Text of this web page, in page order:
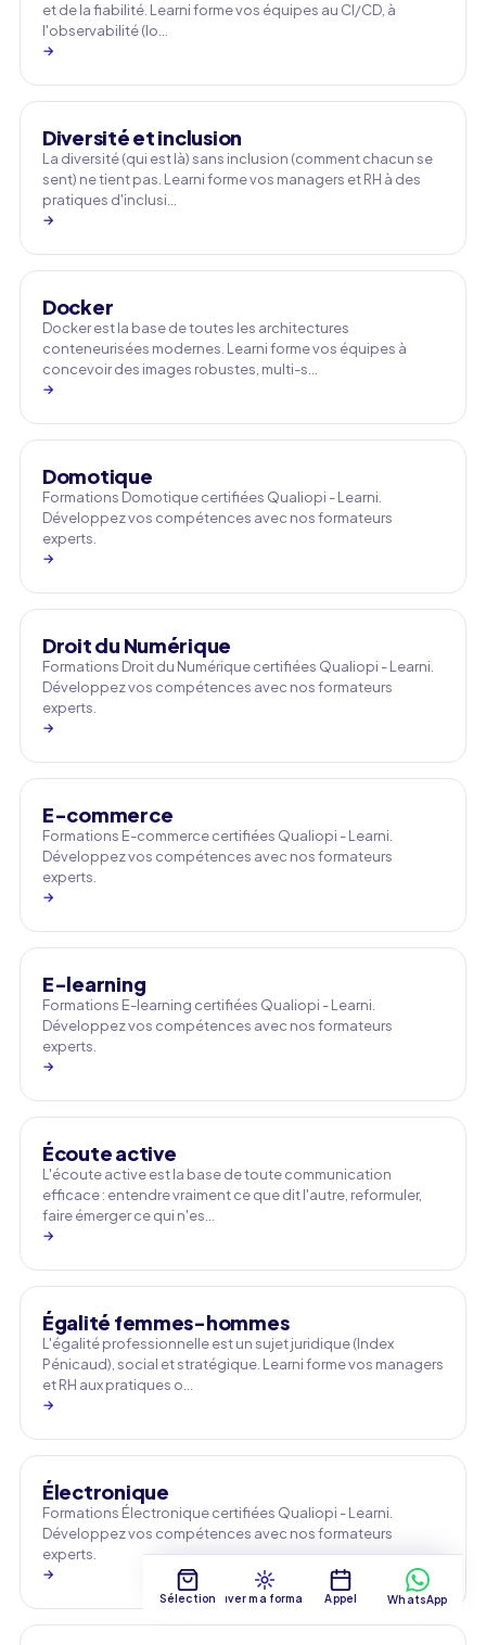
et de la fiabilité. Learni forme vos équipes au CI/CD, à
l'observabilité (lo…
→
Diversité et inclusion
La diversité (qui est là) sans inclusion (comment chacun se
sent) ne tient pas. Learni forme vos managers et RH à des
pratiques d'inclusi…
→
Docker
Docker est la base de toutes les architectures
conteneurisées modernes. Learni forme vos équipes à
concevoir des images robustes, multi-s…
→
Domotique
Formations Domotique certifiées Qualiopi - Learni.
Développez vos compétences avec nos formateurs
experts.
→
Droit du Numérique
Formations Droit du Numérique certifiées Qualiopi - Learni.
Développez vos compétences avec nos formateurs
experts.
→
E-commerce
Formations E-commerce certifiées Qualiopi - Learni.
Développez vos compétences avec nos formateurs
experts.
→
E-learning
Formations E-learning certifiées Qualiopi - Learni.
Développez vos compétences avec nos formateurs
experts.
→
Écoute active
L'écoute active est la base de toute communication
efficace : entendre vraiment ce que dit l'autre, reformuler,
faire émerger ce qui n'es…
→
Égalité femmes-hommes
L'égalité professionnelle est un sujet juridique (Index
Pénicaud), social et stratégique. Learni forme vos managers
et RH aux pratiques o…
→
Électronique
Formations Électronique certifiées Qualiopi - Learni.
Développez vos compétences avec nos formateurs
experts.
→
SélectionTrouver ma formationAppel WhatsApp